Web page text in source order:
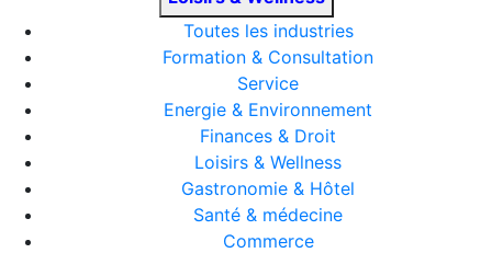
Toutes les industries
Formation & Consultation
Service
Energie & Environnement
Finances & Droit
Loisirs & Wellness
Gastronomie & Hôtel
Santé & médecine
Commerce